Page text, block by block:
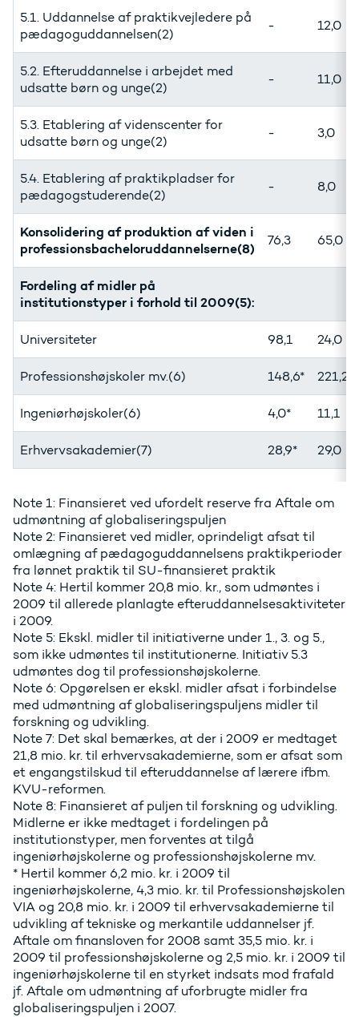
5.1. Uddannelse af praktikvejledere på
pædagoguddannelsen(2)
- 12,0
5.2. Efteruddannelse i arbejdet med
udsatte børn og unge(2)
- 11,0
5.3. Etablering af videnscenter for
udsatte børn og unge(2)
- 3,0
5.4. Etablering af praktikpladser for
pædagogstuderende(2)
- 8,0
Konsolidering af produktion af viden i
professionsbacheloruddannelserne(8)
76,3 65,0
Fordeling af midler på
institutionstyper i forhold til 2009(5):
Universiteter 98,1 24,0
Professionshøjskoler mv.(6) 148,6* 221,2
Ingeniørhøjskoler(6) 4,0* 11,1
Erhvervsakademier(7) 28,9* 29,0
Note 1: Finansieret ved ufordelt reserve fra Aftale om
udmøntning af globaliseringspuljen
Note 2: Finansieret ved midler, oprindeligt afsat til
omlægning af pædagoguddannelsens praktikperioder
fra lønnet praktik til SU-finansieret praktik
Note 4: Hertil kommer 20,8 mio. kr., som udmøntes i
2009 til allerede planlagte efteruddannelsesaktiviteter
i 2009.
Note 5: Ekskl. midler til initiativerne under 1., 3. og 5.,
som ikke udmøntes til institutionerne. Initiativ 5.3
udmøntes dog til professionshøjskolerne.
Note 6: Opgørelsen er ekskl. midler afsat i forbindelse
med udmøntning af globaliseringspuljens midler til
forskning og udvikling.
Note 7: Det skal bemærkes, at der i 2009 er medtaget
21,8 mio. kr. til erhvervsakademierne, som er afsat som
et engangstilskud til efteruddannelse af lærere ifbm.
KVU-reformen.
Note 8: Finansieret af puljen til forskning og udvikling.
Midlerne er ikke medtaget i fordelingen på
institutionstyper, men forventes at tilgå
ingeniørhøjskolerne og professionshøjskolerne mv.
* Hertil kommer 6,2 mio. kr. i 2009 til
ingeniørhøjskolerne, 4,3 mio. kr. til Professionshøjskolen
VIA og 20,8 mio. kr. i 2009 til erhvervsakademierne til
udvikling af tekniske og merkantile uddannelser jf.
Aftale om finansloven for 2008 samt 35,5 mio. kr. i
2009 til professionshøjskolerne og 2,5 mio. kr. i 2009 til
ingeniørhøjskolerne til en styrket indsats mod frafald
jf. Aftale om udmøntning af uforbrugte midler fra
globaliseringspuljen i 2007.